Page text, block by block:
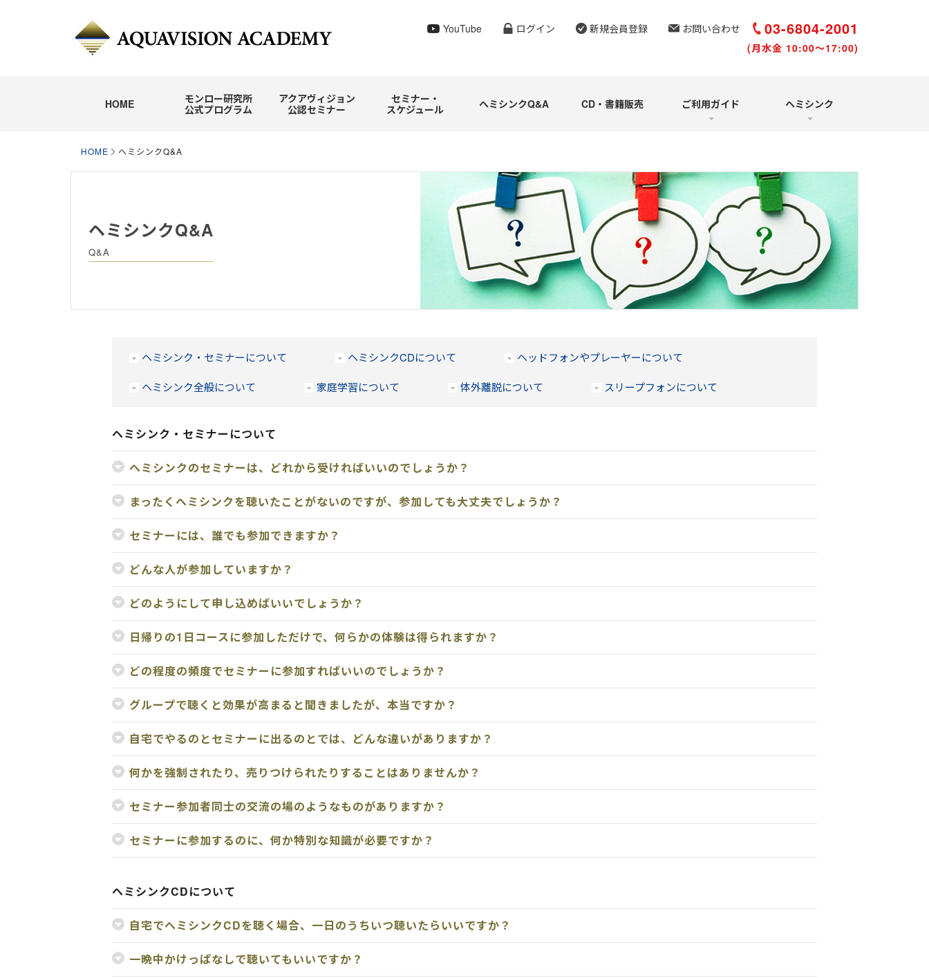
YouTube ログイン 新規会員登録 お問い合わせ 03-6804-2001
(月水金 10:00～17:00)
HOME
モンロー研究所
公式プログラム
アクアヴィジョン
公認セミナー
セミナー・
スケジュール
ヘミシンクQ&A CD・書籍販売 ご利用ガイド
再受講について
ヘミシンク
HOME ヘミシンクQ&A
ヘミシンクQ&A
Q&A
ヘミシンク・セミナーについて ヘミシンクCDについて ヘッドフォンやプレーヤーについて
ヘミシンク全般について 家庭学習について 体外離脱について スリープフォンについて
ヘミシンク・セミナーについて
ヘミシンクのセミナーは、どれから受ければいいのでしょうか？
まったくヘミシンクを聴いたことがないのですが、参加しても大丈夫でしょうか？
セミナーには、誰でも参加できますか？
どんな人が参加していますか？
どのようにして申し込めばいいでしょうか？
日帰りの1日コースに参加しただけで、何らかの体験は得られますか？
どの程度の頻度でセミナーに参加すればいいのでしょうか？
グループで聴くと効果が高まると聞きましたが、本当ですか？
自宅でやるのとセミナーに出るのとでは、どんな違いがありますか？
何かを強制されたり、売りつけられたりすることはありませんか？
セミナー参加者同士の交流の場のようなものがありますか？
セミナーに参加するのに、何か特別な知識が必要ですか？
ヘミシンクCDについて
自宅でヘミシンクCDを聴く場合、一日のうちいつ聴いたらいいですか？
一晩中かけっぱなしで聴いてもいいですか？